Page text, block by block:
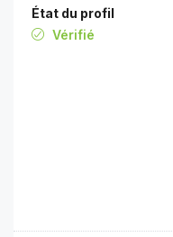
État du profil
Vérifié